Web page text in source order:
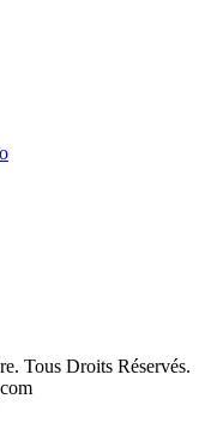
Tous Droits Réservés.